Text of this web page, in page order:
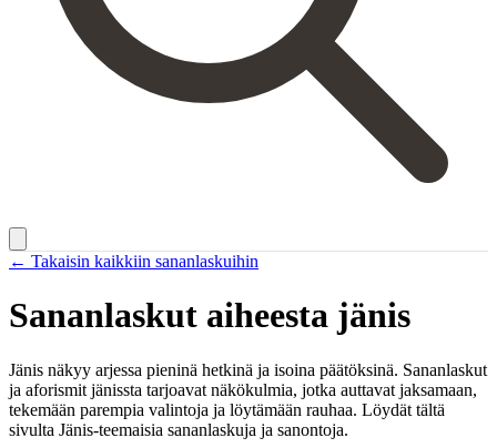
← Takaisin kaikkiin sananlaskuihin
Sananlaskut aiheesta jänis
Jänis näkyy arjessa pieninä hetkinä ja isoina päätöksinä. Sananlaskut
ja aforismit jänissta tarjoavat näkökulmia, jotka auttavat jaksamaan,
tekemään parempia valintoja ja löytämään rauhaa. Löydät tältä
sivulta Jänis-teemaisia sananlaskuja ja sanontoja.